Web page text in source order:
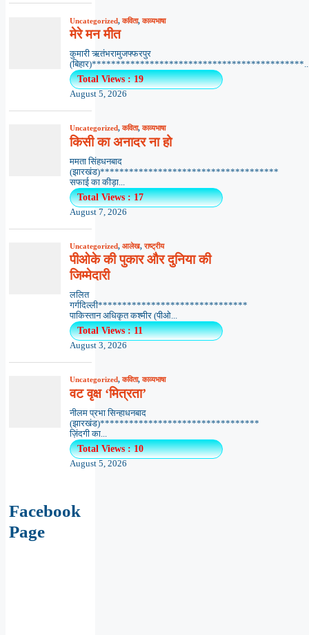
Uncategorized,कविता,काव्यभाषा
मेरे मन मीत
कुमारी ऋतंभरामुजफ्फरपुर
Total Views : 19
August 5, 2026
Uncategorized,कविता,काव्यभाषा
किसी का अनादर ना हो
ममता सिंहधनबाद
(झारखंड)*************************************
सफाई का कीड़ा...
Total Views : 17
August 7, 2026
Uncategorized, आलेख,राष्ट्रीय
पीओके की पुकार और दुनिया की
जिम्मेदारी
ललित
गर्गदिल्ली*******************************
पाकिस्तान अधिकृत कश्मीर (पीओ...
Total Views : 11
August 3, 2026
Uncategorized,कविता,काव्यभाषा
वट वृक्ष ‘मित्रता’
नीलम प्रभा सिन्हाधनबाद
(झारखंड)*********************************
ज़िंदगी का...
Total Views : 10
August 5, 2026
Facebook
Page